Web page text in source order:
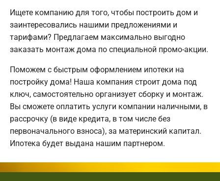
Ищете компанию для того, чтобы построить дом и
заинтересовались нашими предложениями и
тарифами? Предлагаем максимально выгодно
заказать монтаж дома по специальной промо-акции.
Поможем с быстрым оформлением ипотеки на
постройку дома! Наша компания строит дома под
ключ, самостоятельно организует сборку и монтаж.
Вы сможете оплатить услуги компании наличными, в
рассрочку (в виде кредита, в том числе без
первоначального взноса), за материнский капитал.
Ипотека будет выдана нашим партнером.